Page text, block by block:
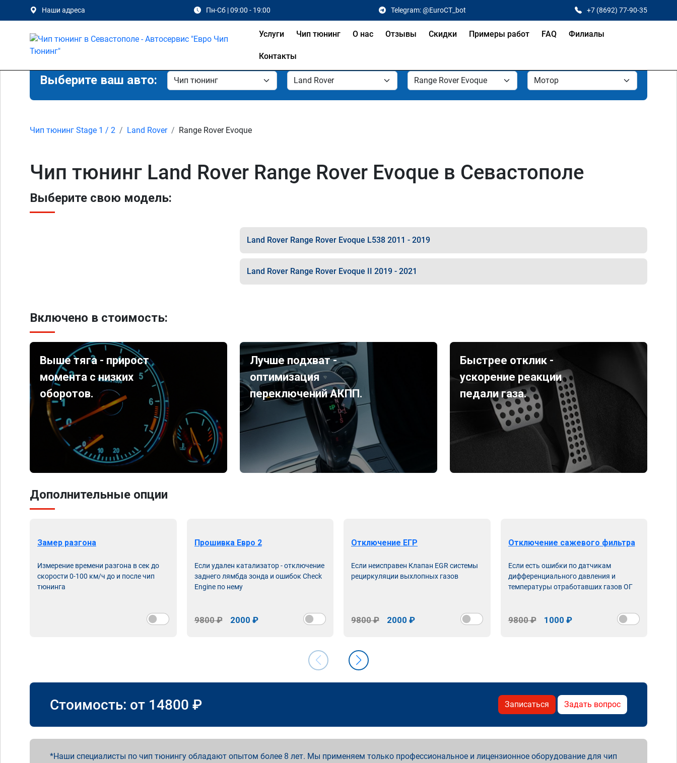
Наши адреса Пн-Сб | 09:00 - 19:00 Telegram: @EuroCT_bot +7 (8692) 77-90-35
Услуги Чип тюнинг О нас Отзывы Скидки Примеры работ FAQ Филиалы
Контакты
Выберите ваш авто:
Чип тюнинг Stage 1 / 2 Land Rover Range Rover Evoque
Чип тюнинг Land Rover Range Rover Evoque в Севастополе
Выберите свою модель:
Land Rover Range Rover Evoque L538 2011 - 2019
Land Rover Range Rover Evoque II 2019 - 2021
Включено в стоимость:
Выше тяга - прирост
момента с низких
оборотов.
Лучше подхват -
оптимизация
переключений АКПП.
Быстрее отклик -
ускорение реакции
педали газа.
Дополнительные опции
Замер разгона
Измерение времени разгона в сек до
скорости 0-100 км/ч до и после чип
тюнинга
Прошивка Евро 2
Если удален катализатор - отключение
заднего лямбда зонда и ошибок Check
Engine по нему
9800 ₽ 2000 ₽
Отключение ЕГР
Если неисправен Клапан EGR системы
рециркуляции выхлопных газов
9800 ₽ 2000 ₽
Отключение сажевого фильтра
Если есть ошибки по датчикам
дифференциального давления и
температуры отработавших газов ОГ
9800 ₽ 1000 ₽
Стоимость: от 14800 ₽ Записаться Задать вопрос
Наши специалисты по чип тюнингу обладают опытом более 8 лет. Мы применяем только профессиональное и лицензионное оборудование для чип